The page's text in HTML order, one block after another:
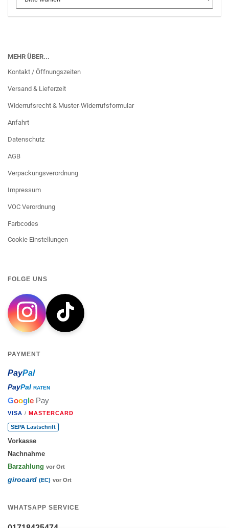
MEHR ÜBER...
Kontakt / Öffnungszeiten
Versand & Lieferzeit
Widerrufsrecht & Muster-Widerrufsformular
Anfahrt
Datenschutz
AGB
Verpackungsverordnung
Impressum
VOC Verordnung
Farbcodes
Cookie Einstellungen
FOLGE UNS
PAYMENT
PayPal
PayPal RATEN
Google Pay
VISA / MASTERCARD
SEPA Lastschrift
Vorkasse
Nachnahme
Barzahlung vor Ort
girocard (EC) vor Ort
WHATSAPP SERVICE